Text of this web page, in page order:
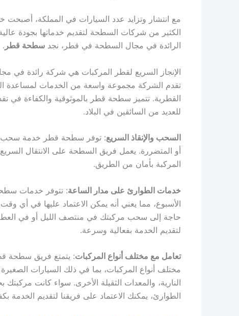
مع انتشار وتزايد عدد السيارات في المملكة،
الكثير من شركات السطحة لتقديم خدماتها بجودة
الرائدة في مجال السطحة في قطر، نجد سطحة قطر .
الإنجاز السريع لقطر المركبات هي شركة رائدة في
تقدم الشركة مجموعة واسعة من الخدمات لمساعدة
القطرية. تتميز سطحة قطر بالموثوقية والكفاءة في
للعديد من السائقين في البلاد.
السحب والإنقاذ السريع: توفر سطحة قطر خدمة سحب
أو المتضررة. يعمل فريق السطحة على الانتقال
المركبة بأمان من الطريق.
خدمات الطوارئ على مدار الساعة: تتوفر خدمات
الأسبوع، مما يعني أنه يمكن الاعتماد عليها في
حاجة إلى سحب مركبتك في منتصف الليل أو في
لتقديم الخدمة بفعالية وسرعة.
تعامل مع مختلف أنواع المركبات: يتمتع فريق سطحة
مختلف أنواع المركبات، بما في ذلك السيارات الصغيرة
النارية، والمعدات الثقيلة الأخرى. سواء كانت
الطوارئ، يمكنك الاعتماد على فريقنا لتقديم الخدمة